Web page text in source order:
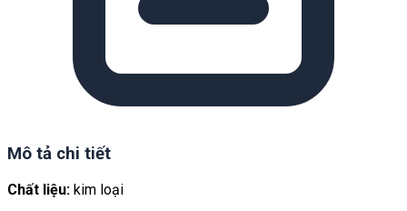
Mô tả chi tiết
Chất liệu: kim loại